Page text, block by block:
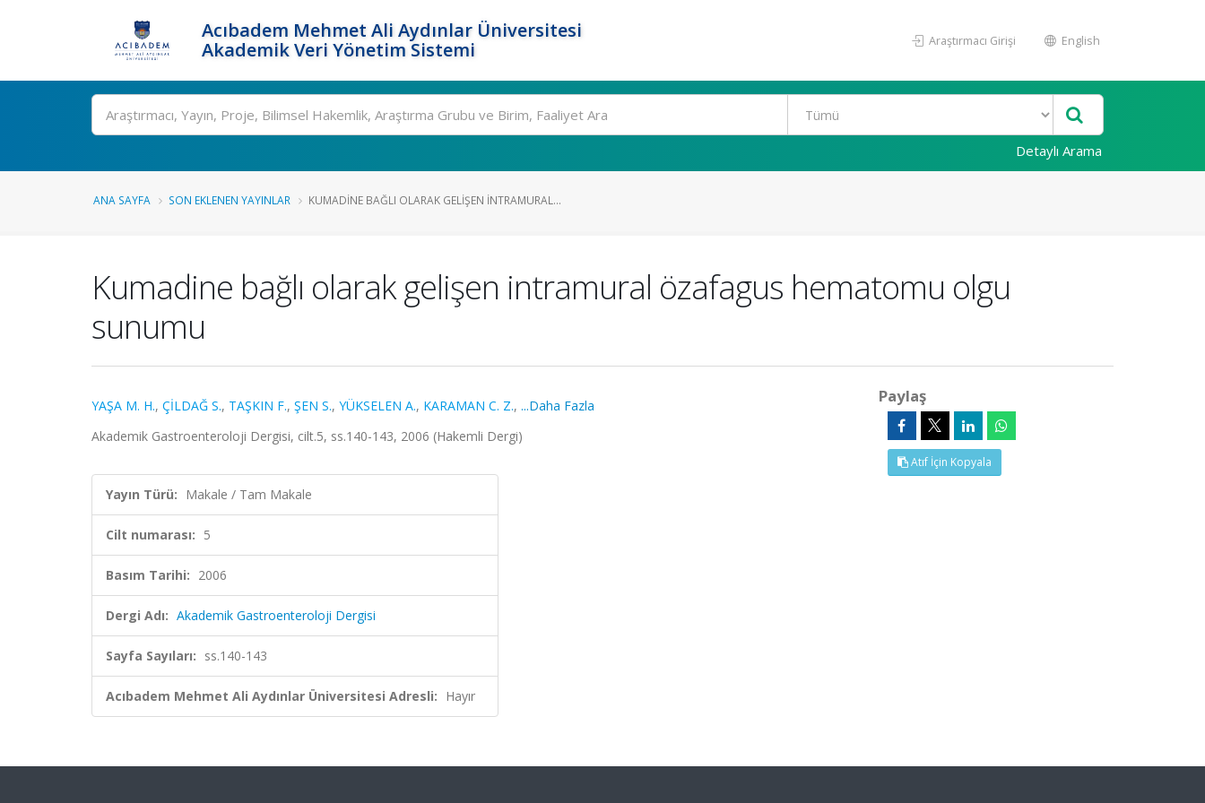
Acıbadem Mehmet Ali Aydınlar Üniversitesi
Akademik Veri Yönetim Sistemi
Araştırmacı Girişi English
Ara
Detaylı Arama
ANA SAYFA SON EKLENEN YAYINLAR KUMADINE BAĞLI OLARAK GELIŞEN INTRAMURAL...
Kumadine bağlı olarak gelişen intramural özafagus hematomu olgu
sunumu
YAŞA M. H., ÇİLDAĞ S., TAŞKIN F., ŞEN S., YÜKSELEN A., KARAMAN C. Z., ...Daha Fazla
Akademik Gastroenteroloji Dergisi, cilt.5, ss.140-143, 2006 (Hakemli Dergi)
Yayın Türü: Makale / Tam Makale
Cilt numarası: 5
Basım Tarihi: 2006
Dergi Adı: Akademik Gastroenteroloji Dergisi
Sayfa Sayıları: ss.140-143
Acıbadem Mehmet Ali Aydınlar Üniversitesi Adresli: Hayır
Paylaş
Atıf İçin Kopyala